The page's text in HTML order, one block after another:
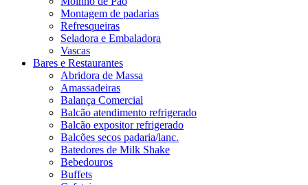
Montagem de padarias
Refresqueiras
Seladora e Embaladora
Vascas
Bares e Restaurantes
Abridora de Massa
Amassadeiras
Balança Comercial
Balcão atendimento refrigerado
Balcão expositor refrigerado
Balcões secos padaria/lanc.
Batedores de Milk Shake
Bebedouros
Buffets